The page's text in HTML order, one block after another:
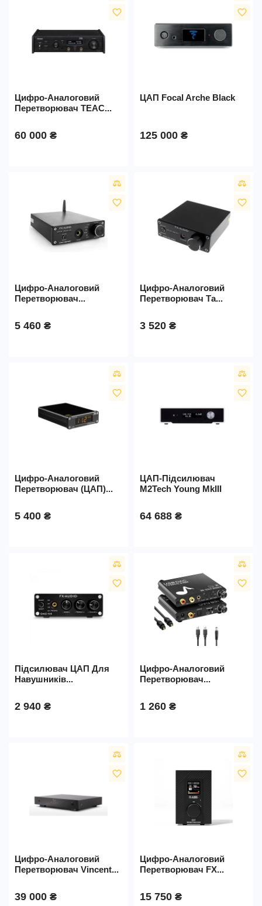
favorite_border
Цифро-Аналоговий
Перетворювач TEAC...
60 000 ₴
favorite_border
ЦАП Focal Arche Black
125 000 ₴
favorite_border
Цифро-Аналоговий
Перетворювач...
5 460 ₴
favorite_border
Цифро-Аналоговий
Перетворювач Та...
3 520 ₴
favorite_border
Цифро-Аналоговий
Перетворювач (ЦАП)...
5 400 ₴
favorite_border
ЦАП-Підсилювач
M2Tech Young MkIII
64 688 ₴
favorite_border
Підсилювач ЦАП Для
Навушників...
2 940 ₴
favorite_border
Цифро-Аналоговий
Перетворювач...
1 260 ₴
favorite_border
Цифро-Аналоговий
Перетворювач Vincent...
39 000 ₴
favorite_border
Цифро-Аналоговий
Перетворювач FX...
15 750 ₴